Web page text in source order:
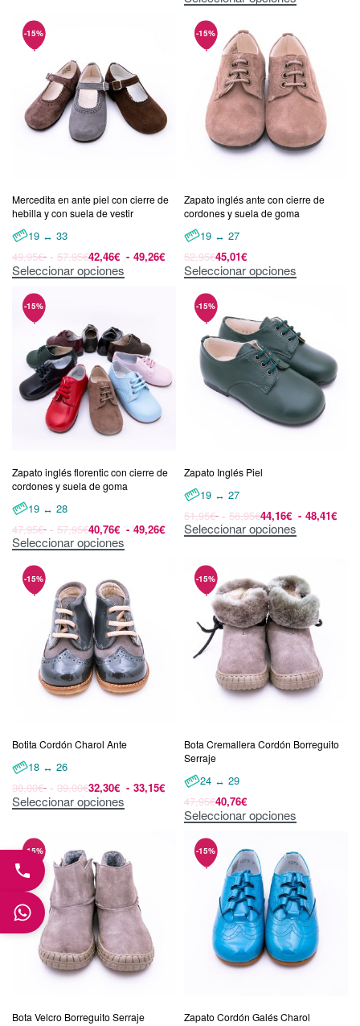
Mercedita en ante piel con cierre de
hebilla y con suela de vestir
19 ↔ 33
49,95€ 57,95€42,46€ 49,26€
Seleccionar opciones
Zapato inglés ante con cierre de
cordones y suela de goma
19 ↔ 27
52,95€45,01€
Seleccionar opciones
Zapato inglés florentic con cierre de
cordones y suela de goma
19 ↔ 28
47,95€ 57,95€40,76€ 49,26€
Seleccionar opciones
Zapato Inglés Piel
19 ↔ 27
51,95€ 56,95€44,16€ 48,41€
Seleccionar opciones
Botita Cordón Charol Ante
18 ↔ 26
38,00€ 39,00€32,30€ 33,15€
Seleccionar opciones
Bota Cremallera Cordón Borreguito
Serraje
24 ↔ 29
47,95€40,76€
Seleccionar opciones
Bota Velcro Borreguito Serraje Zapato Cordón Galés Charol